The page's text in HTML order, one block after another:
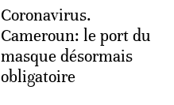
Coronavirus.
Cameroun: le port du
masque désormais
obligatoire